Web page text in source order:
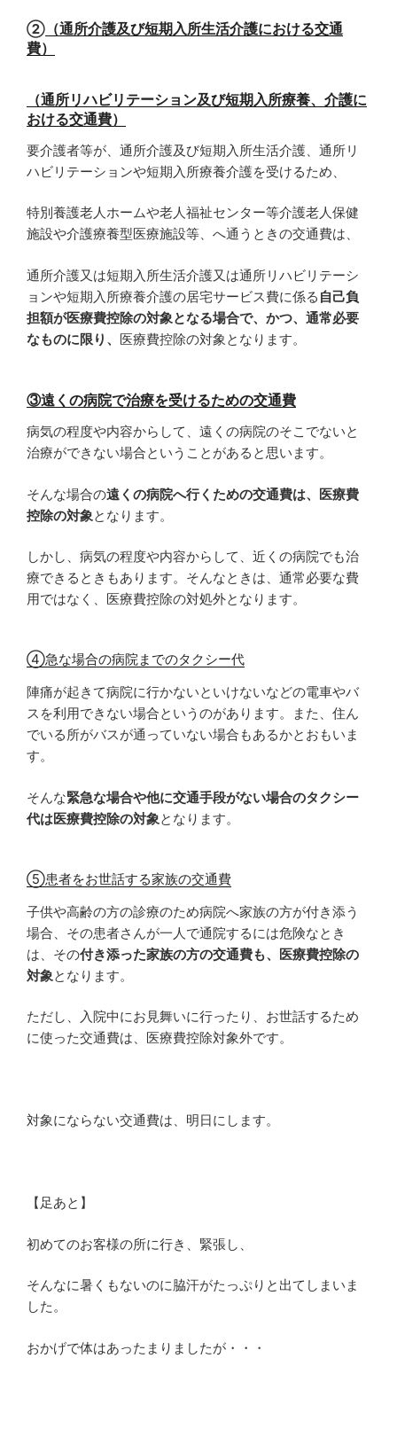
② （通所介護及び短期入所生活介護における交通
費）
（通所リハビリテーション及び短期入所療養、介護に
おける交通費）
要介護者等が、通所介護及び短期入所生活介護、通所リ
ハビリテーションや短期入所療養介護を受けるため、
特別養護老人ホームや老人福祉センター等介護老人保健
施設や介護療養型医療施設等、へ通うときの交通費は、
通所介護又は短期入所生活介護又は通所リハビリテーシ
ョンや短期入所療養介護の居宅サービス費に係る 自己負
担額が医療費控除の対象となる場合で、かつ、通常必要
なものに限り、 医療費控除の対象となります。
③遠くの病院で治療を受けるための交通費
病気の程度や内容からして、遠くの病院のそこでないと
治療ができない場合ということがあると思います。
そんな場合の遠くの病院へ行くための交通費は、医療費
控除の対象となります。
しかし、病気の程度や内容からして、近くの病院でも治
療できるときもあります。そんなときは、通常必要な費
用ではなく、医療費控除の対処外となります。
④急な場合の病院までのタクシー代
陣痛が起きて病院に行かないといけないなどの電車やバ
スを利用できない場合というのがあります。また、住ん
でいる所がバスが通っていない場合もあるかとおもいま
す。
そんな緊急な場合や他に交通手段がない場合のタクシー
代は医療費控除の対象となります。
⑤患者をお世話する家族の交通費
子供や高齢の方の診療のため病院へ家族の方が付き添う
場合、その患者さんが一人で通院するには危険なとき
は、その付き添った家族の方の交通費も、医療費控除の
対象となります。
ただし、入院中にお見舞いに行ったり、お世話するため
に使った交通費は、医療費控除対象外です。
対象にならない交通費は、明日にします。
【足あと】
初めてのお客様の所に行き、緊張し、
そんなに暑くもないのに脇汗がたっぷりと出てしまいま
した。
おかげで体はあったまりましたが・・・